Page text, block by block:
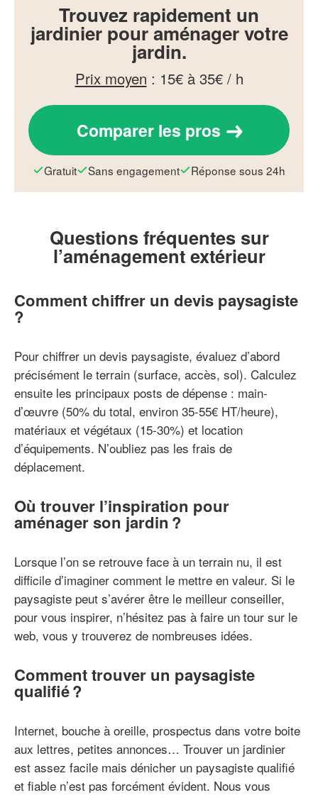
Trouvez rapidement un
jardinier pour aménager votre
jardin.
Prix moyen : 15€ à 35€ / h
Comparer les pros
Gratuit Sans engagement Réponse sous 24h
Questions fréquentes sur
l’aménagement extérieur
Comment chiffrer un devis paysagiste
?
Pour chiffrer un devis paysagiste, évaluez d’abord
précisément le terrain (surface, accès, sol). Calculez
ensuite les principaux posts de dépense : main-
d’œuvre (50% du total, environ 35-55€ HT/heure),
matériaux et végétaux (15-30%) et location
d’équipements. N’oubliez pas les frais de
déplacement.
Où trouver l’inspiration pour
aménager son jardin ?
Lorsque l’on se retrouve face à un terrain nu, il est
difficile d’imaginer comment le mettre en valeur. Si le
paysagiste peut s’avérer être le meilleur conseiller,
pour vous inspirer, n’hésitez pas à faire un tour sur le
web, vous y trouverez de nombreuses idées.
Comment trouver un paysagiste
qualifié ?
Internet, bouche à oreille, prospectus dans votre boite
aux lettres, petites annonces… Trouver un jardinier
est assez facile mais dénicher un paysagiste qualifié
et fiable n’est pas forcément évident. Nous vous